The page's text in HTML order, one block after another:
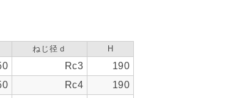
ねじ径ｄ H
Rc3
190
Rc4
190